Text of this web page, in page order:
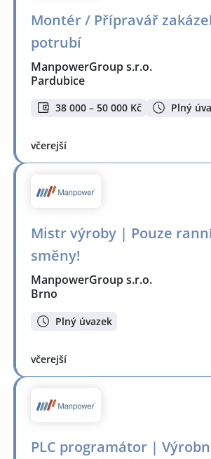
Montér / Přípravář
potrubí
ManpowerGroup s.r.o.
Pardubice
38 000 – 50 000 Kč Plný
včerejší
Mistr výroby | Pouze
směny!
ManpowerGroup s.r.o.
Brno
Plný úvazek
včerejší
PLC programátor |